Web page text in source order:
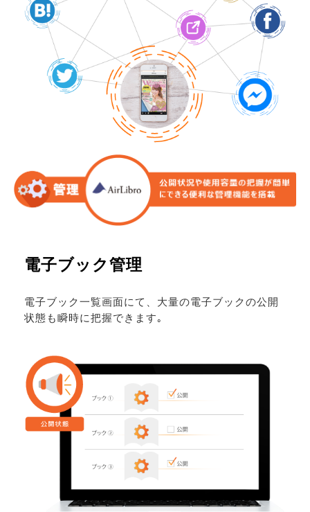
電子ブック管理
電子ブック一覧画面にて、大量の電子ブックの公開
状態も瞬時に把握できます｡